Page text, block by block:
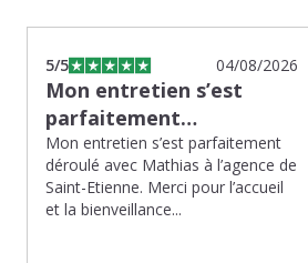
5/5 04/08/2026
Mon entretien s’est
parfaitement…
Mon entretien s’est parfaitement
déroulé avec Mathias à l’agence de
Saint-Etienne. Merci pour l’accueil
et la bienveillance...